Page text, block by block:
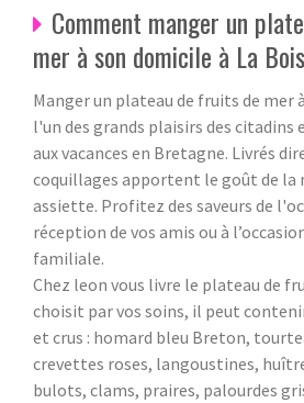
Comment manger un
mer à son domicile à La
Manger un plateau de fruits de mer
l'un des grands plaisirs des citadins
aux vacances en Bretagne. Livrés
coquillages apportent le goût de la
assiette. Profitez des saveurs de
réception de vos amis ou à
familiale.
Chez leon vous livre le plateau de
choisit par vos soins, il peut
et crus : homard bleu Breton,
crevettes roses, langoustines,
bulots, clams, praires, palourdes